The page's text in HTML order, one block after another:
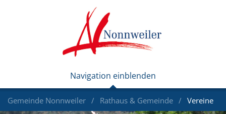
Gemeinde Nonnweiler Rathaus & Gemeinde Vereine